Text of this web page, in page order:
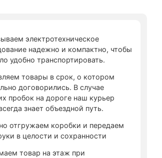
электротехническое
надежно и компактно, чтобы
удобно транспортировать.
товары в срок, о котором
договорились. В случае
пробок на дороге наш курьер
знает объездной путь.
отгружаем коробки и передаем
в целости и сохранности
товар на этаж при